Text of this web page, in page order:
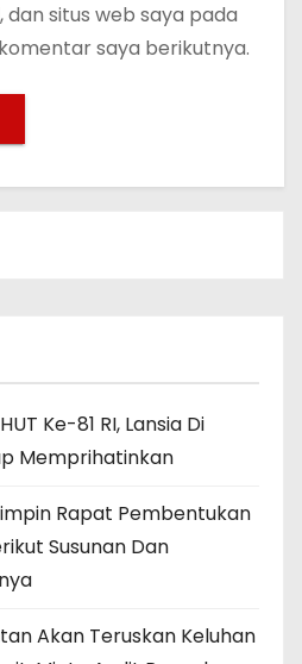
dan situs web saya pada
saya berikutnya.
Ke-81 RI, Lansia Di
Memprihatinkan
Rapat Pembentukan
Susunan Dan
Akan Teruskan Keluhan